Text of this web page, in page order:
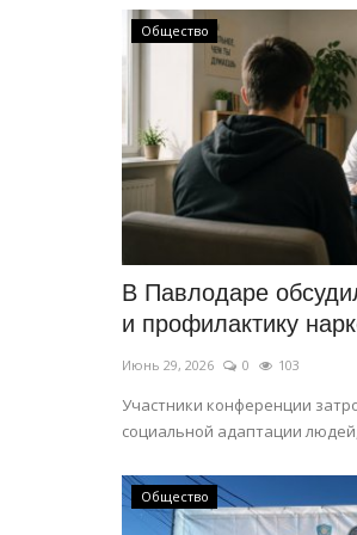
Общество
В Павлодаре
и профилактику
Июнь 29, 2026 0 103
Участники конференции
социальной адаптации
Общество
выступила на
Июль 28, 2026 0
Команда завоевала